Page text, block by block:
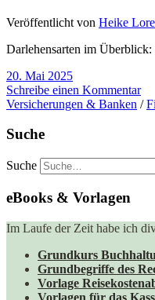
Veröffentlicht von Heike
Darlehensarten im Überblick:
20. Mai 2025
Schreibe einen Kommentar
Versicherungen & Banken /
Suche
Suche
eBooks & Vorlagen
Im Laufe der Zeit habe ich
Grundkurs
Grundbegriffe des
Vorlage
Vorlagen für das